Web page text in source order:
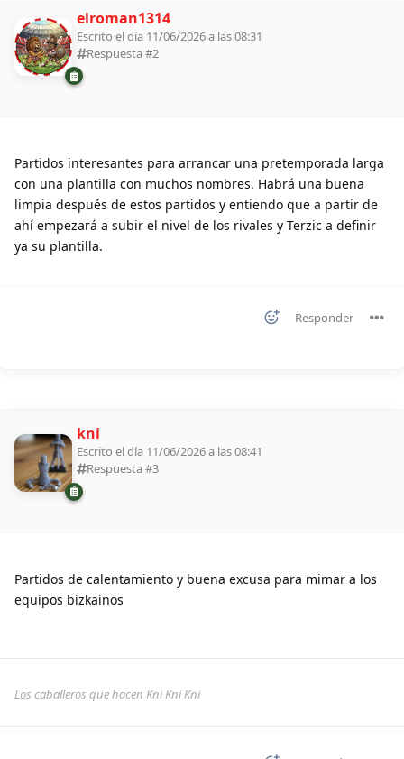
elroman1314
Escrito el día 11/06/2026 a las 08:31
Respuesta #2
Partidos interesantes para arrancar una pretemporada larga
con una plantilla con muchos nombres. Habrá una buena
limpia después de estos partidos y entiendo que a partir de
ahí empezará a subir el nivel de los rivales y Terzic a definir
ya su plantilla.
Responder
kni
Escrito el día 11/06/2026 a las 08:41
Respuesta #3
Partidos de calentamiento y buena excusa para mimar a los
equipos bizkainos
Los caballeros que hacen Kni Kni Kni